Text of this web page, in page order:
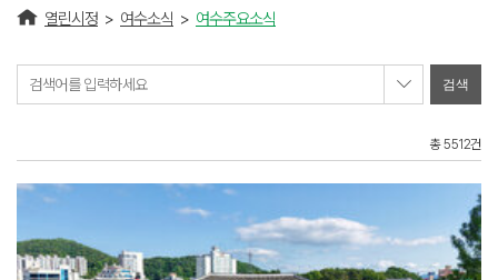
열린시정 > 여수소식 > 여수주요소식
검색어를 입력하세요
총 5512건